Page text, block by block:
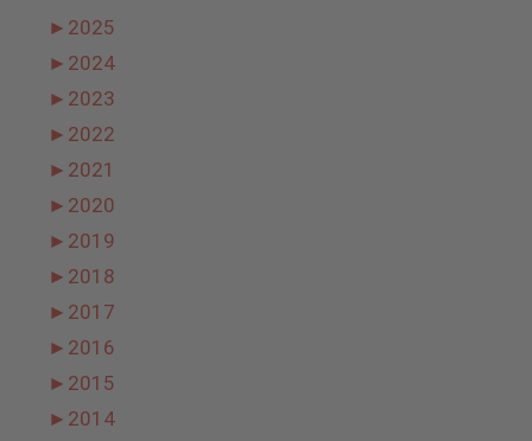
► 2025
► 2024
► 2023
► 2022
► 2021
► 2020
► 2019
► 2018
► 2017
► 2016
► 2015
► 2014